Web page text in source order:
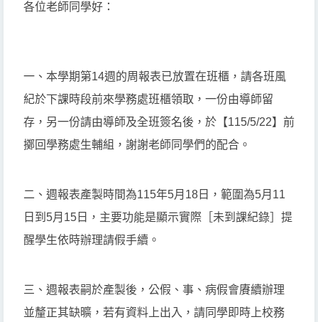
各位老師同學好：
一、本學期第14週的周報表已放置在班櫃，請各班風
紀於下課時段前來學務處班櫃領取，一份由導師留
存，另一份請由導師及全班簽名後，於【115/5/22】前
擲回學務處生輔組，謝謝老師同學們的配合。
二、週報表產製時間為115年5月18日，範圍為5月11
日到5月15日，主要功能是顯示實際［未到課紀錄］提
醒學生依時辦理請假手續。
三、週報表嗣於產製後，公假、事、病假會賡續辦理
並釐正其缺曠，若有資料上出入，請同學即時上校務